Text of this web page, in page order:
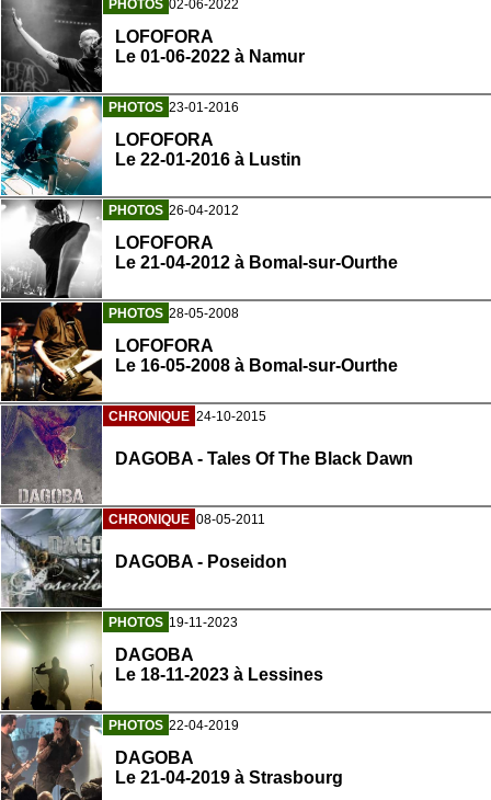
PHOTOS 02-06-2022
LOFOFORA
Le 01-06-2022 à Namur
PHOTOS 23-01-2016
LOFOFORA
Le 22-01-2016 à Lustin
PHOTOS 26-04-2012
LOFOFORA
Le 21-04-2012 à Bomal-sur-Ourthe
PHOTOS 28-05-2008
LOFOFORA
Le 16-05-2008 à Bomal-sur-Ourthe
CHRONIQUE 24-10-2015
DAGOBA - Tales Of The Black Dawn
CHRONIQUE 08-05-2011
DAGOBA - Poseidon
PHOTOS 19-11-2023
DAGOBA
Le 18-11-2023 à Lessines
PHOTOS 22-04-2019
DAGOBA
Le 21-04-2019 à Strasbourg